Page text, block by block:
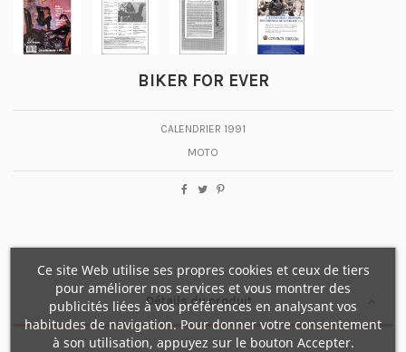
BIKER FOR EVER
CALENDRIER 1991
MOTO
Détails du produit
Ce site Web utilise ses propres cookies et ceux de tiers
pour améliorer nos services et vous montrer des
publicités liées à vos préférences en analysant vos
habitudes de navigation. Pour donner votre consentement
à son utilisation, appuyez sur le bouton Accepter.